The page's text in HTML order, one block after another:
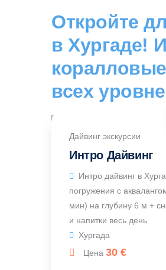
Откройте
в Хургаде!
всех
Дайвинг экскурсии
Интро Дайвинг
Интро дайвинг в
погружения с
мин) на глубину 6 м +
и напитки весь день
Хургада
Цена 30 €